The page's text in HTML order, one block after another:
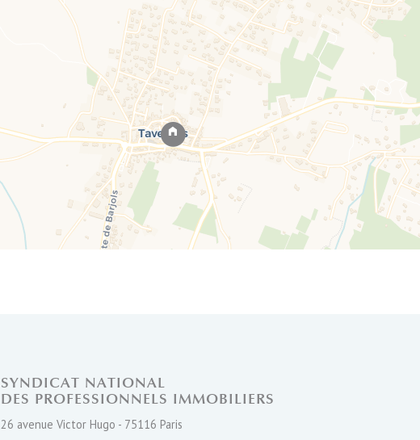
SYNDICAT NATIONAL
DES PROFESSIONNELS IMMOBILIERS
26 avenue Victor Hugo - 75116 Paris